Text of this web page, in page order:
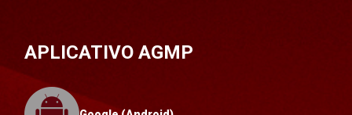
APLICATIVO AGMP